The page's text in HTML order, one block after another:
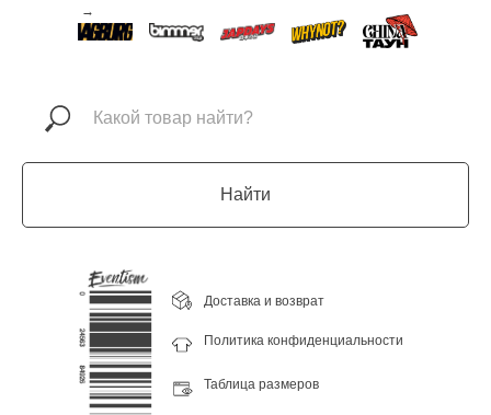
→
Найти
Доставка и возврат
Политика конфиденциальности
Таблица размеров